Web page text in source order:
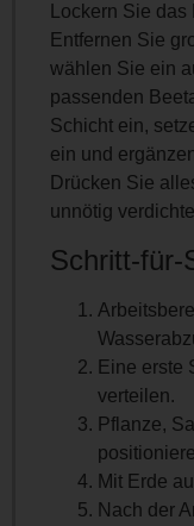
Lockern Sie
Entfernen Sie
wählen Sie ein
passenden
Schicht ein,
ein und
Drücken Sie
unnötig
Schritt-für-
Eine erste
verteilen.
Pflanze,
Mit Erde
Nach der